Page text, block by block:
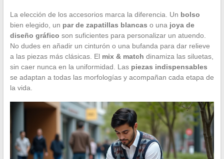
La elección de los accesorios marca la diferencia. Un bolso
bien elegido, un par de zapatillas blancas o una joya de
diseño gráfico son suficientes para personalizar un atuendo.
No dudes en añadir un cinturón o una bufanda para dar relieve
a las piezas más clásicas. El mix & match dinamiza las siluetas,
sin caer nunca en la uniformidad. Las piezas indispensables
se adaptan a todas las morfologías y acompañan cada etapa de
la vida.